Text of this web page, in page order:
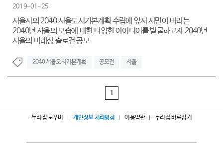
2019-01-25
서울시의 2040 서울도시기본계획 수립에 앞서 시민이 바라는
2040년 서울의 모습에 대한 다양한 아이디어를 발굴하고자 2040년
서울의 미래상 슬로건 공모
2040 서울도시기본계획 공모전 서울
1
누리집 도우미 개인정보 처리방침 이용약관 누리집 바로잡기